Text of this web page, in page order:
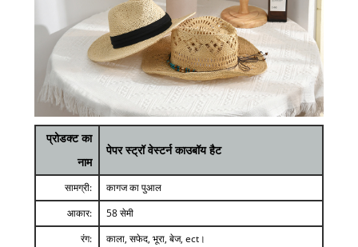
प्रोडक्ट का
नाम
पेपर स्ट्रॉ वेस्टर्न काउबॉय हैट
सामग्री:
कागज का पुआल
आकार:
58 सेमी
रंग:
काला, सफेद, भूरा, बेज, ect।